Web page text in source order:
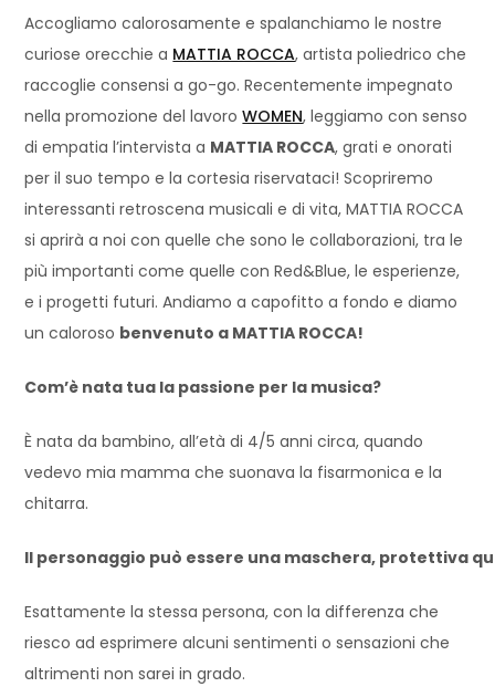
Accogliamo calorosamente e spalanchiamo le nostre
curiose orecchie a MATTIA ROCCA, artista poliedrico che
raccoglie consensi a go-go. Recentemente impegnato
nella promozione del lavoroWOMEN, leggiamo con senso
di empatia l’intervista a MATTIA ROCCA, grati e onorati
per il suo tempo e la cortesia riservataci! Scopriremo
interessanti retroscena musicali e di vita, MATTIA ROCCA
si aprirà a noi con quelle che sono le collaborazioni, tra le
più importanti come quelle con Red&Blue, le esperienze,
e i progetti futuri. Andiamo a capofitto a fondo e diamo
un caloroso benvenuto a MATTIA ROCCA!
Com’è nata tua la passione per la musica?
È nata da bambino, all’età di 4/5 anni circa, quando
vedevo mia mamma che suonava la fisarmonica e la
chitarra.
Il personaggio può essere una maschera, protettiva
Esattamente la stessa persona, con la differenza che
riesco ad esprimere alcuni sentimenti o sensazioni che
altrimenti non sarei in grado.